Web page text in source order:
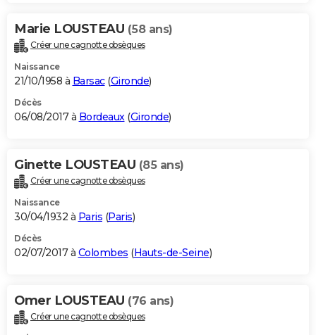
Marie LOUSTEAU (58 ans)
Créer une cagnotte obsèques
Naissance
21/10/1958 à Barsac(Gironde)
Décès
06/08/2017 à Bordeaux(Gironde)
Ginette LOUSTEAU (85 ans)
Créer une cagnotte obsèques
Naissance
30/04/1932 à Paris (Paris)
Décès
02/07/2017 à Colombes (Hauts-de-Seine)
Omer LOUSTEAU (76 ans)
Créer une cagnotte obsèques